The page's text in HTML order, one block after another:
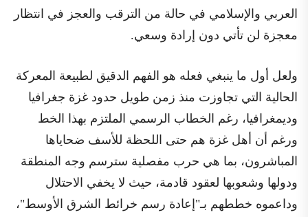
العربي والإسلامي في حالة من الترقب والعجز في انتظار
معجزة لن تأتي دون إرادة وسعي.
ولعل أول ما ينبغي فعله هو الفهم الدقيق لطبيعة المعركة
الحالية التي تجاوزت منذ زمن طويل حدود غزة جغرافيا
وديمغرافيا، رغم الخطاب الرسمي الملتزم بهذا الخط
ورغم أن أهل غزة هم حتى اللحظة للأسف ضحاياها
المباشرون، بما هي حرب مفصلية سترسم وجه المنطقة
ودولها وشعوبها لعقود قادمة، حيث لا يخفي الاحتلال
وداعموه خططهم بـ"إعادة رسم خرائط الشرق الأوسط"،